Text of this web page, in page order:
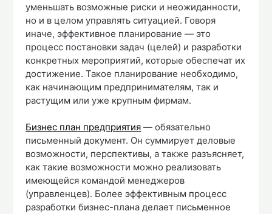
уменьшать возможные риски и неожиданности,
но и в целом управлять ситуацией. Говоря
иначе, эффективное планирование — это
процесс постановки задач (целей) и разработки
конкретных мероприятий, которые обеспечат их
достижение. Такое планирование необходимо,
как начинающим предпринимателям, так и
растущим или уже крупным фирмам.
Бизнес план предприятия — обязательно
письменный документ. Он суммирует деловые
возможности, перспективы, а также разъясняет,
как такие возможности можно реализовать
имеющейся командой менеджеров
(управленцев). Более эффективным процесс
разработки бизнес-плана делает письменное